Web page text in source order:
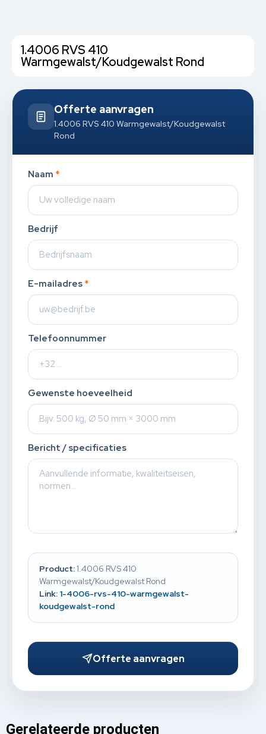
1.4006 RVS 410
Warmgewalst/Koudgewalst Rond
Offerte aanvragen
1.4006 RVS 410 Warmgewalst/Koudgewalst
Rond
Naam *
Bedrijf
E-mailadres *
Telefoonnummer
Gewenste hoeveelheid
Bericht / specificaties
Product:1.4006 RVS 410
Warmgewalst/Koudgewalst Rond
Link: 1-4006-rvs-410-warmgewalst-
koudgewalst-rond
Offerte aanvragen
Gerelateerde producten